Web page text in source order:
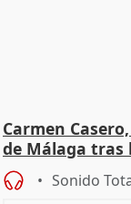
Carmen
de Málaga tras
Sonido